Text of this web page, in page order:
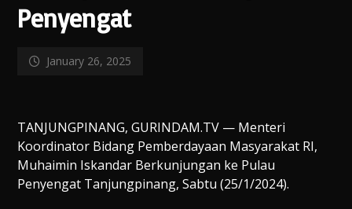
Penyengat
January 26, 2025
TANJUNGPINANG, GURINDAM.TV — Menteri
Koordinator Bidang Pemberdayaan Masyarakat RI,
Muhaimin Iskandar Berkunjungan ke Pulau
Penyengat Tanjungpinang, Sabtu (25/1/2024).